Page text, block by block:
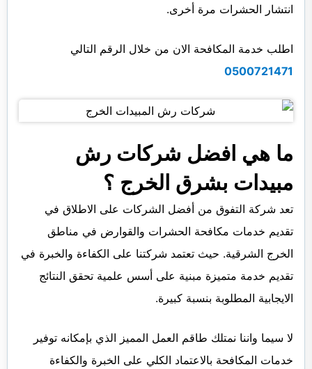
انتشار الحشرات مرة أخرى.
اطلب خدمة المكافحة الان من خلال الرقم التالي
0500721471
ما هي افضل شركات رش
مبيدات بشرق الخرج ؟
تعد شركة التفوق من أفضل الشركات على الاطلاق في
تقديم خدمات مكافحة الحشرات والقوارض في مناطق
الخرج الشرقية. حيث تعتمد شركتنا على الكفاءة والخبرة في
تقديم خدمة متميزة مبنية على أسس علمية تحقق النتائج
الايجابية المطلوبة بنسبة كبيرة.
لا سيما واننا نمتلك طاقم العمل المميز الذي بإمكانه توفير
خدمات المكافحة بالاعتماد الكلي على الخبرة والكفاءة